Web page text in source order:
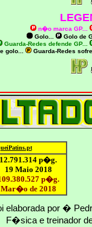
n�o marca GP...
Golo...
Golo de
Guarda-Redes defende GP...
golo...
Guarda-Redes
12.791.314 p�g.
19 Maio 2018
380.527p�g.
Mar�o de 2018
elaborada por �
F�sica e treinador